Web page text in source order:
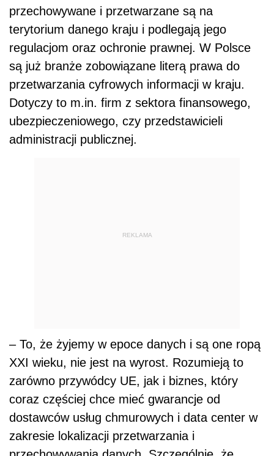
przechowywane i przetwarzane są na
terytorium danego kraju i podlegają jego
regulacjom oraz ochronie prawnej. W Polsce
są już branże zobowiązane literą prawa do
przetwarzania cyfrowych informacji w kraju.
Dotyczy to m.in. firm z sektora finansowego,
ubezpieczeniowego, czy przedstawicieli
administracji publicznej.
REKLAMA
– To, że żyjemy w epoce danych i są one ropą
XXI wieku, nie jest na wyrost. Rozumieją to
zarówno przywódcy UE, jak i biznes, który
coraz częściej chce mieć gwarancje od
dostawców usług chmurowych i data center w
zakresie lokalizacji przetwarzania i